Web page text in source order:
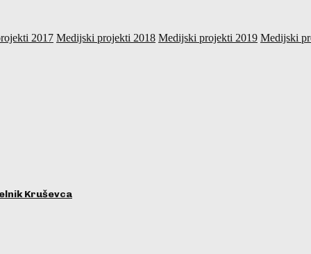
2017 Medijski projekti 2018 Medijski projekti 2019 Medijski
Kruševca